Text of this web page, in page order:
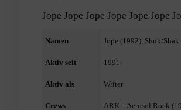
Jope Jope Jope Jope Jope Jope
Namen Jope (1992), Shuk/
Aktiv seit 1991
Aktiv als Writer
Crews
ARK – Aerosol Rock